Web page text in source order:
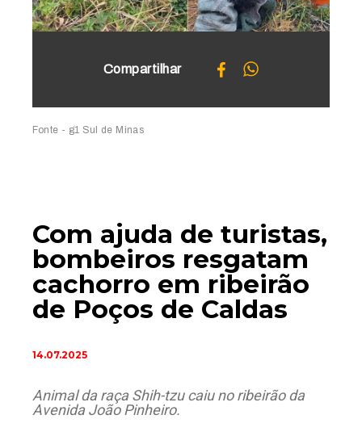
Com ajuda de turistas,
bombeiros resgatam
cachorro em ribeirão
de Poços de Caldas
14.07.2025
Animal da raça Shih-tzu caiu no ribeirão da
Avenida João Pinheiro.
Compartilhar
Fonte - g1 Sul de Minas